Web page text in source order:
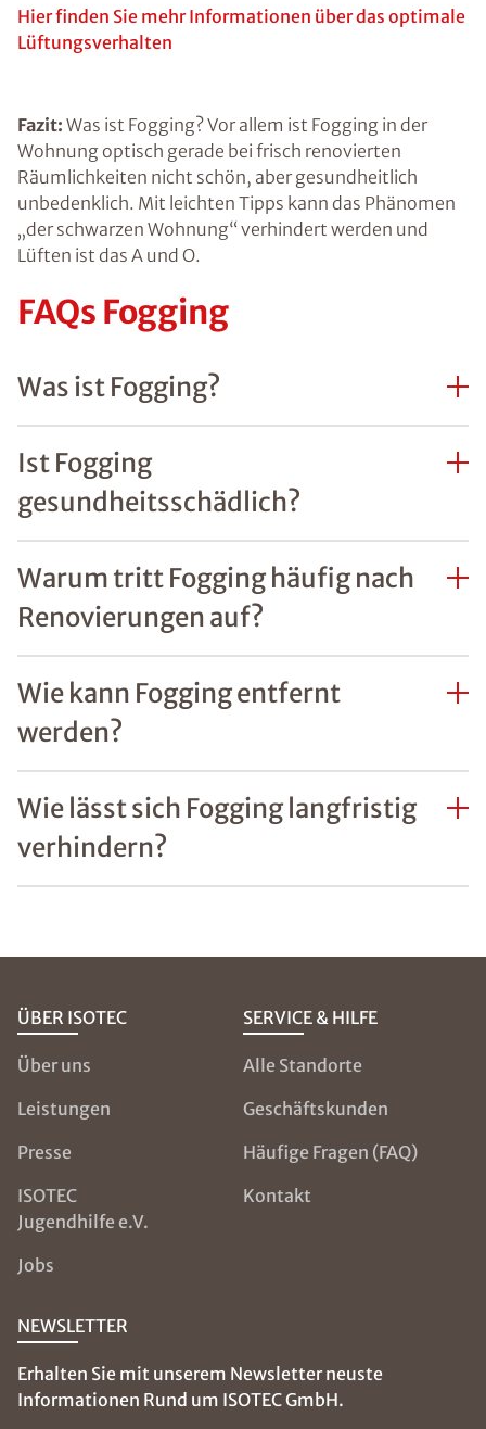
Hier finden Sie mehr Informationen über das optimale
Lüftungsverhalten
Fazit: Was ist Fogging? Vor allem ist Fogging in der
Wohnung optisch gerade bei frisch renovierten
Räumlichkeiten nicht schön, aber gesundheitlich
unbedenklich. Mit leichten Tipps kann das Phänomen
„der schwarzen Wohnung“ verhindert werden und
Lüften ist das A und O.
FAQs Fogging
Was ist Fogging?
Ist Fogging
gesundheitsschädlich?
Warum tritt Fogging häufig nach
Renovierungen auf?
Wie kann Fogging entfernt
werden?
Wie lässt sich Fogging langfristig
verhindern?
ÜBER ISOTEC
Über uns
Leistungen
Presse
ISOTEC
Jugendhilfe e.V.
Jobs
SERVICE & HILFE
Alle Standorte
Geschäftskunden
Häufige Fragen (FAQ)
Kontakt
NEWSLETTER
Erhalten Sie mit unserem Newsletter neuste
Informationen Rund um ISOTEC GmbH.